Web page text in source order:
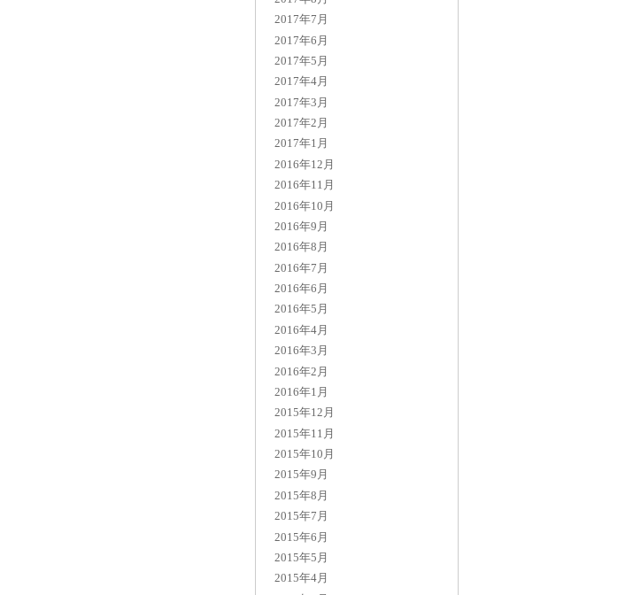
2017年7月
2017年6月
2017年5月
2017年4月
2017年3月
2017年2月
2017年1月
2016年12月
2016年11月
2016年10月
2016年9月
2016年8月
2016年7月
2016年6月
2016年5月
2016年4月
2016年3月
2016年2月
2016年1月
2015年12月
2015年11月
2015年10月
2015年9月
2015年8月
2015年7月
2015年6月
2015年5月
2015年4月